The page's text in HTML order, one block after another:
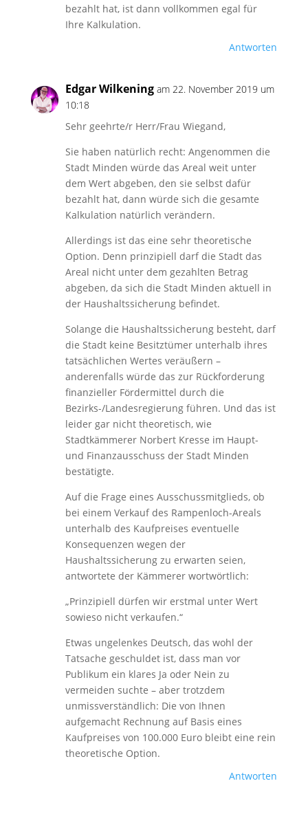
bezahlt hat, ist dann vollkommen egal für
Ihre Kalkulation.
Antworten
Edgar Wilkening am 22. November 2019 um
10:18
Sehr geehrte/r Herr/Frau Wiegand,
Sie haben natürlich recht: Angenommen die
Stadt Minden würde das Areal weit unter
dem Wert abgeben, den sie selbst dafür
bezahlt hat, dann würde sich die gesamte
Kalkulation natürlich verändern.
Allerdings ist das eine sehr theoretische
Option. Denn prinzipiell darf die Stadt das
Areal nicht unter dem gezahlten Betrag
abgeben, da sich die Stadt Minden aktuell in
der Haushaltssicherung befindet.
Solange die Haushaltssicherung besteht, darf
die Stadt keine Besitztümer unterhalb ihres
tatsächlichen Wertes veräußern –
anderenfalls würde das zur Rückforderung
finanzieller Fördermittel durch die
Bezirks-/Landesregierung führen. Und das ist
leider gar nicht theoretisch, wie
Stadtkämmerer Norbert Kresse im Haupt-
und Finanzausschuss der Stadt Minden
bestätigte.
Auf die Frage eines Ausschussmitglieds, ob
bei einem Verkauf des Rampenloch-Areals
unterhalb des Kaufpreises eventuelle
Konsequenzen wegen der
Haushaltssicherung zu erwarten seien,
antwortete der Kämmerer wortwörtlich:
„Prinzipiell dürfen wir erstmal unter Wert
sowieso nicht verkaufen.“
Etwas ungelenkes Deutsch, das wohl der
Tatsache geschuldet ist, dass man vor
Publikum ein klares Ja oder Nein zu
vermeiden suchte – aber trotzdem
unmissverständlich: Die von Ihnen
aufgemacht Rechnung auf Basis eines
Kaufpreises von 100.000 Euro bleibt eine rein
theoretische Option.
Antworten